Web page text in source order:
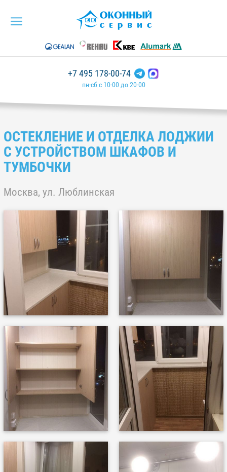
+7 495 178-00-74
пн-сб с 10-00 до 20-00
ОСТЕКЛЕНИЕ И ОТДЕЛКА ЛОДЖИИ
С УСТРОЙСТВОМ ШКАФОВ И
ТУМБОЧКИ
Москва, ул. Люблинская